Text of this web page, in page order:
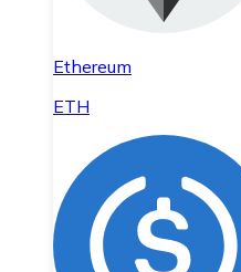
Ethereum
ETH